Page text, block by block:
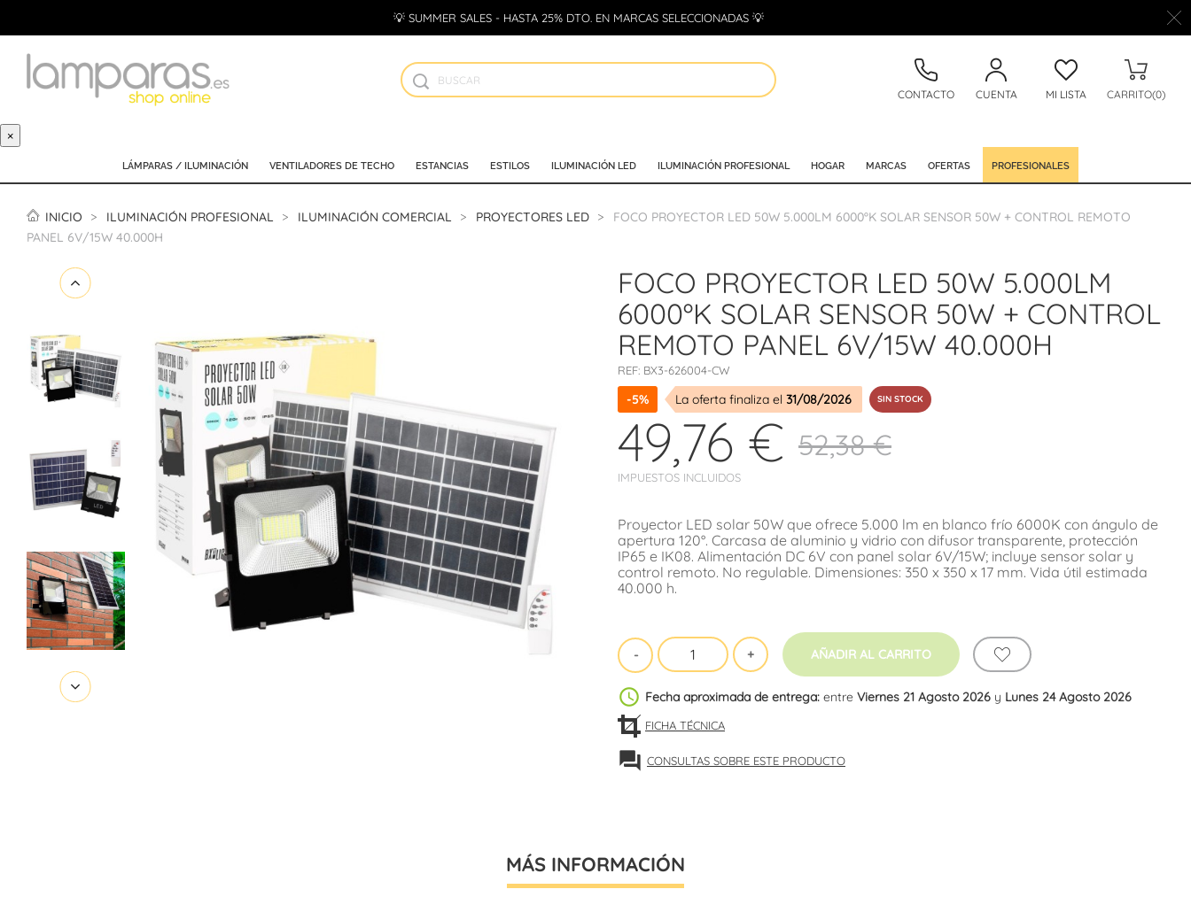
💡 SUMMER SALES - HASTA 25% DTO. EN MARCAS SELECCIONADAS 💡
CONTACTO CUENTA MI LISTA CARRITO(0)
×
LÁMPARAS / ILUMINACIÓN VENTILADORES DE TECHO ESTANCIAS ESTILOS ILUMINACIÓN LED ILUMINACIÓN PROFESIONAL HOGAR MARCAS OFERTAS PROFESIONALES
INICIO ILUMINACIÓN PROFESIONAL ILUMINACIÓN COMERCIAL PROYECTORES LED
FOCO PROYECTOR LED 50W 5.000LM 6000ºK SOLAR SENSOR 50W + CONTROL REMOTO
PANEL 6V/15W 40.000H
FOCO PROYECTOR LED 50W 5.000LM
6000ºK SOLAR SENSOR 50W + CONTROL
REMOTO PANEL 6V/15W 40.000H
REF: BX3-626004-CW
-5% La oferta finaliza el 31/08/2026 SIN STOCK
49,76 €
IMPUESTOS INCLUIDOS
52,38 €
Proyector LED solar 50W que ofrece 5.000 lm en blanco frío 6000K con ángulo de
apertura 120°. Carcasa de aluminio y vidrio con difusor transparente, protección
IP65 e IK08. Alimentación DC 6V con panel solar 6V/15W; incluye sensor solar y
control remoto. No regulable. Dimensiones: 350 x 350 x 17 mm. Vida útil estimada
40.000 h.
AÑADIR AL CARRITO
schedule Fecha aproximada de entrega: entre Viernes 21 Agosto 2026 y Lunes 24 Agosto 2026
FICHA TÉCNICA
forum CONSULTAS SOBRE ESTE PRODUCTO
MÁS INFORMACIÓN